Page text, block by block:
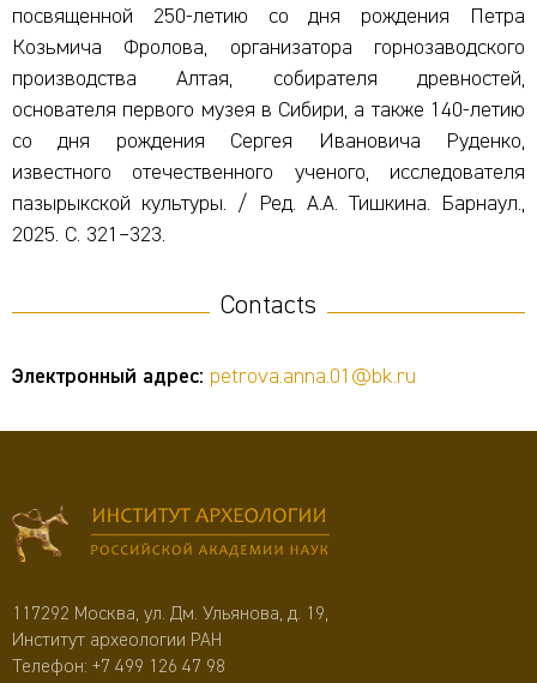
посвященной 250-летию со дня рождения Петра
Козьмича Фролова, организатора горнозаводского
производства Алтая, собирателя древностей,
основателя первого музея в Сибири, а также 140-летию
со дня рождения Сергея Ивановича Руденко,
известного отечественного ученого, исследователя
пазырыкской культуры. / Ред. А.А. Тишкина. Барнаул.,
2025. С. 321–323.
Contacts
Электронный адрес: petrova.anna.01@bk.ru
117292 Москва, ул. Дм. Ульянова, д. 19,
Институт археологии РАН
Телефон: +7 499 126 47 98